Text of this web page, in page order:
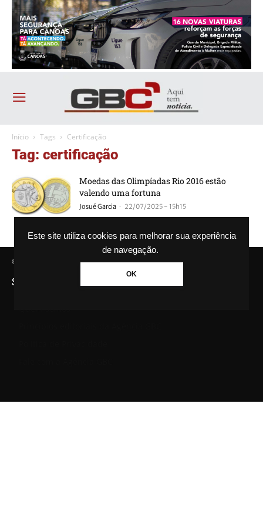
Este site utiliza cookies para melhorar sua experiência
de navegação.
OK
Início Tags Certificação
Tag: certificação
Moedas das Olimpíadas Rio 2016 estão
valendo uma fortuna
Josué Garcia - 22/07/2025 - 15h15
© Agência GBC. Aqui tem notícia. Todos os direitos reservados.
SAIBA MAIS SOBRE A AGÊNCIA GBC